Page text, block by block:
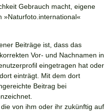
Gebrauch macht, eigene
»Naturfoto.international«
Beiträge ist, dass das
Vor- und Nachnamen in
eingetragen hat oder
einträgt. Mit dem dort
Beitrag bei
von ihm oder ihr zukünftig auf